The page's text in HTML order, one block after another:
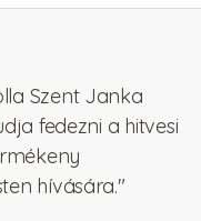
Szent Janka
fedezni a hitvesi
hívására."